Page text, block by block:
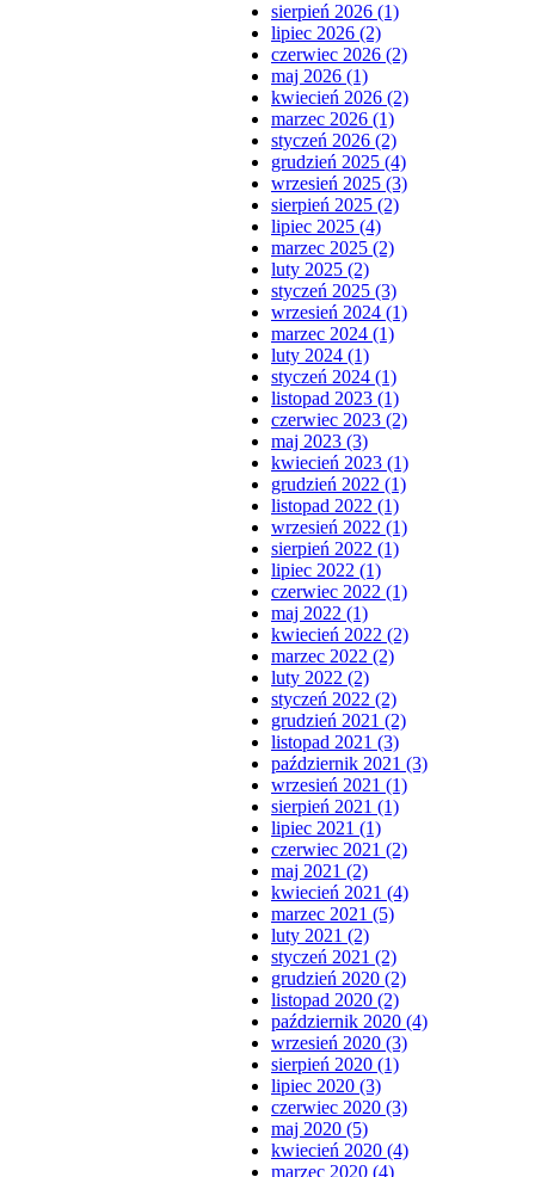
sierpień 2026 (1)
lipiec 2026 (2)
czerwiec 2026 (2)
maj 2026 (1)
kwiecień 2026 (2)
marzec 2026 (1)
styczeń 2026 (2)
grudzień 2025 (4)
wrzesień 2025 (3)
sierpień 2025 (2)
lipiec 2025 (4)
marzec 2025 (2)
luty 2025 (2)
styczeń 2025 (3)
wrzesień 2024 (1)
marzec 2024 (1)
luty 2024 (1)
styczeń 2024 (1)
listopad 2023 (1)
czerwiec 2023 (2)
maj 2023 (3)
kwiecień 2023 (1)
grudzień 2022 (1)
listopad 2022 (1)
wrzesień 2022 (1)
sierpień 2022 (1)
lipiec 2022 (1)
czerwiec 2022 (1)
maj 2022 (1)
kwiecień 2022 (2)
marzec 2022 (2)
luty 2022 (2)
styczeń 2022 (2)
grudzień 2021 (2)
listopad 2021 (3)
październik 2021 (3)
wrzesień 2021 (1)
sierpień 2021 (1)
lipiec 2021 (1)
czerwiec 2021 (2)
maj 2021 (2)
kwiecień 2021 (4)
marzec 2021 (5)
luty 2021 (2)
styczeń 2021 (2)
grudzień 2020 (2)
listopad 2020 (2)
październik 2020 (4)
wrzesień 2020 (3)
sierpień 2020 (1)
lipiec 2020 (3)
czerwiec 2020 (3)
maj 2020 (5)
kwiecień 2020 (4)
marzec 2020 (4)